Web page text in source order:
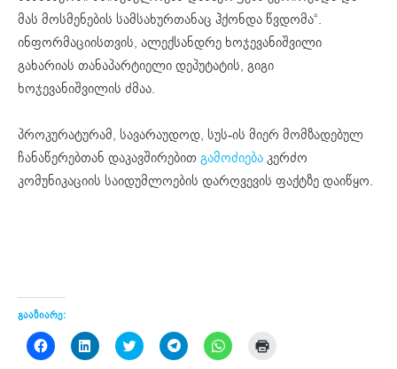
მას მოსმენების სამსახურთანაც ჰქონდა წვდომა“.
ინფორმაციისთვის, ალექსანდრე ხოჯევანიშვილი
გახარიას თანაპარტიელი დეპუტატის, გიგი
ხოჯევანიშვილის ძმაა.
პროკურატურამ, სავარაუდოდ, სუს-ის მიერ მომზადებულ
ჩანაწერებთან დაკავშირებითგამოძიებაკერძო
კომუნიკაციის საიდუმლოების დარღვევის ფაქტზე დაიწყო.
გააზიარე:
Click
to
Click
to
Click
to
Click
to
Click
to